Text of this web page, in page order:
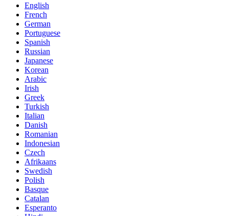
English
French
German
Portuguese
Spanish
Russian
Japanese
Korean
Arabic
Irish
Greek
Turkish
Italian
Danish
Romanian
Indonesian
Czech
Afrikaans
Swedish
Polish
Basque
Catalan
Esperanto